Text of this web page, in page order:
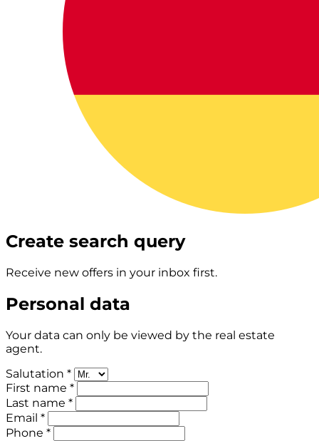
Create search query
Receive new offers in your inbox first.
Personal data
Your data can only be viewed by the real estate
agent.
Salutation *
First name *
Last name *
Email *
Phone *